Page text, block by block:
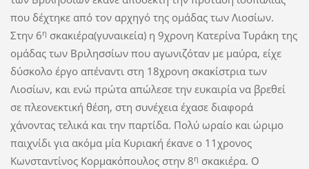
που δέχτηκε από τον αρχηγό της ομάδας των Λιοσίων.
Στην 6η σκακιέρα(γυναικεία) η 9χρονη Κατερίνα Τυράκη της
ομάδας των Βριλησσίων που αγωνιζόταν με μαύρα, είχε
δύσκολο έργο απέναντι στη 18χρονη σκακίστρια των
Λιοσίων, και ενώ πρώτα απώλεσε την ευκαιρία να βρεθεί
σε πλεονεκτική θέση, στη συνέχεια έχασε διαφορά
χάνοντας τελικά και την παρτίδα. Πολύ ωραίο και ώριμο
παιχνίδι για ακόμα μία Κυριακή έκανε ο 11χρονος
Κωνσταντίνος Κορμακόπουλος στην 8η σκακιέρα. Ο